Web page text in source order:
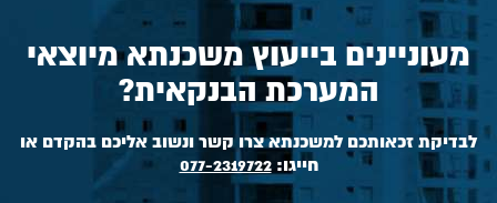
מעוניינים בייעוץ משכנתא מיוצאי
המערכת הבנקאית?
לבדיקת זכאותכם למשכנתא צרו קשר ונשוב אליכם בהקדם או
חייגו:077-2319722